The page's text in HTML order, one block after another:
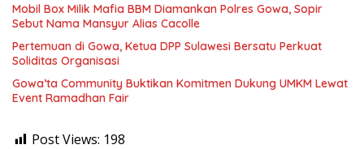
Mobil Box Milik Mafia BBM Diamankan Polres Gowa, Sopir
Sebut Nama Mansyur Alias Cacolle
Pertemuan di Gowa, Ketua DPP Sulawesi Bersatu Perkuat
Soliditas Organisasi
Gowa’ta Community Buktikan Komitmen Dukung UMKM Lewat
Event Ramadhan Fair
Post Views: 198